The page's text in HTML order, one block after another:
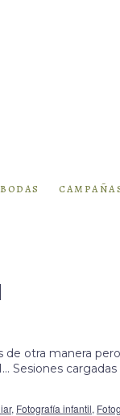
bodas
otra manera
Sesiones
, Fotografía infantil,